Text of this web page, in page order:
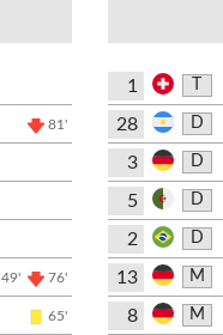
81'
49' 76'
65'
1
28 D
3
D
5
D
2
D
13 M
8
M